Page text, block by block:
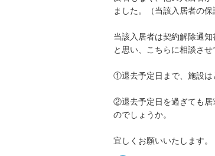
ました。（当該入居者の
当該入居者は契約解除通
と思い、こちらに相談させ
①退去予定日まで、施設は
②退去予定日を過ぎても居
のでしょうか。
宜しくお願いいたします。